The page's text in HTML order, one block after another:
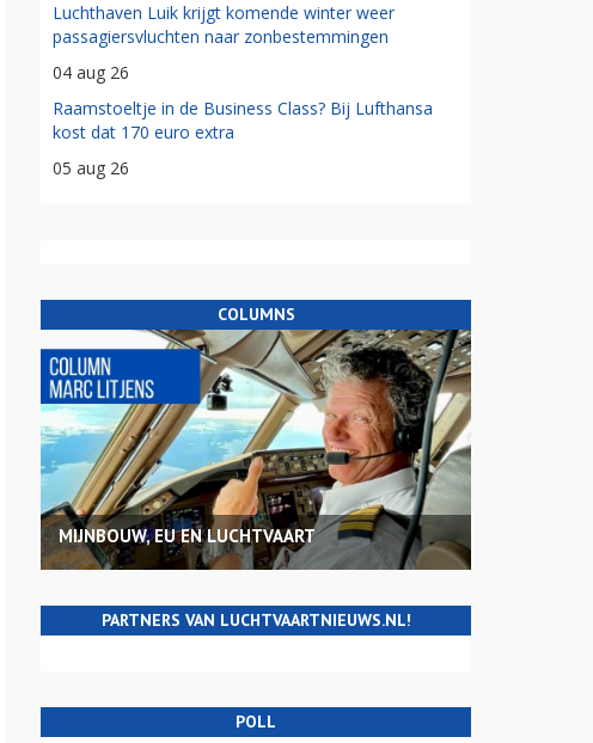
Luchthaven Luik krijgt komende winter weer
passagiersvluchten naar zonbestemmingen
04 aug 26
Raamstoeltje in de Business Class? Bij Lufthansa
kost dat 170 euro extra
05 aug 26
COLUMNS
MIJNBOUW, EU EN LUCHTVAART
PARTNERS VAN LUCHTVAARTNIEUWS.NL!
POLL